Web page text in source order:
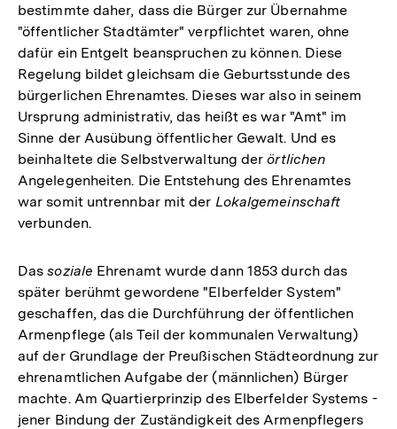
bestimmte daher, dass die Bürger zur Übernahme
"öffentlicher Stadtämter" verpflichtet waren, ohne
dafür ein Entgelt beanspruchen zu können. Diese
Regelung bildet gleichsam die Geburtsstunde des
bürgerlichen Ehrenamtes. Dieses war also in seinem
Ursprung administrativ, das heißt es war "Amt" im
Sinne der Ausübung öffentlicher Gewalt. Und es
beinhaltete die Selbstverwaltung derörtlichen
Angelegenheiten. Die Entstehung des Ehrenamtes
war somit untrennbar mit der Lokalgemeinschaft
verbunden.
Dassoziale Ehrenamt wurde dann 1853 durch das
später berühmt gewordene "Elberfelder System"
geschaffen, das die Durchführung der öffentlichen
Armenpflege (als Teil der kommunalen Verwaltung)
auf der Grundlage der Preußischen Städteordnung zur
ehrenamtlichen Aufgabe der (männlichen) Bürger
machte. Am Quartierprinzip des Elberfelder Systems -
jener Bindung der Zuständigkeit des Armenpflegers